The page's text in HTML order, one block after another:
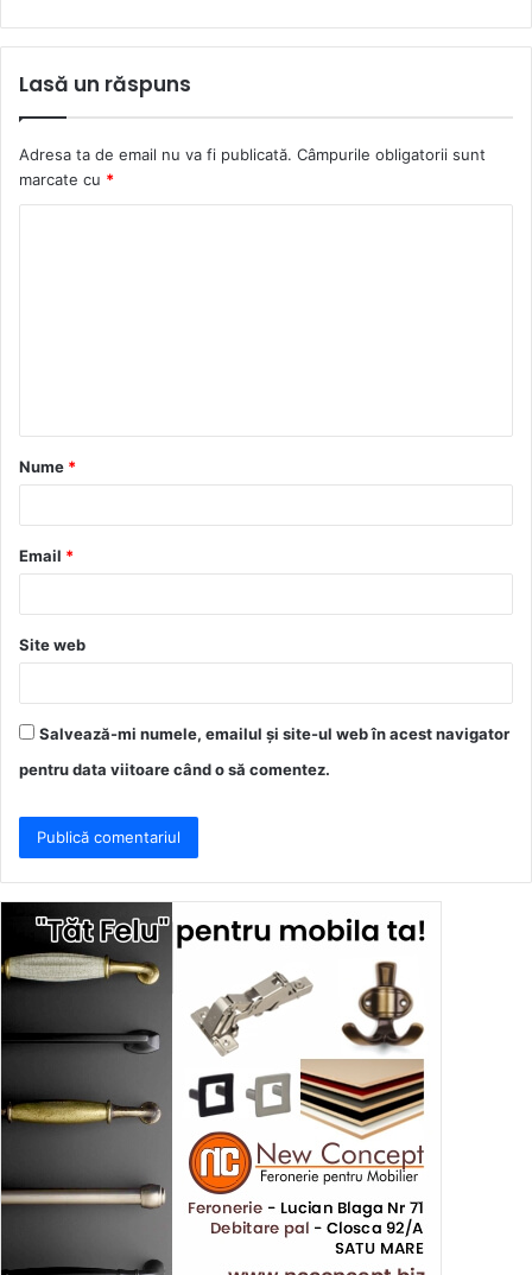
Lasă un răspuns
Adresa ta de email nu va fi publicată. Câmpurile obligatorii sunt
marcate cu *
a
r
*
Nume *
Email *
Site web
Salvează-mi numele, emailul și site-ul web în acest navigator
pentru data viitoare când o să comentez.